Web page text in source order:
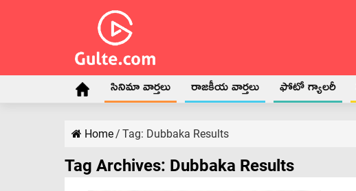
సినిమా వార్తలు రాజకీయ వార్తలు ఫోటో గ్యాలరీ
Home/ Tag: Dubbaka Results
Tag Archives: Dubbaka Results